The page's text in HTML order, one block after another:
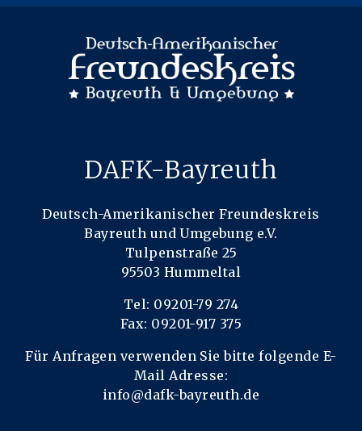
DAFK-Bayreuth
Deutsch-Amerikanischer Freundeskreis
Bayreuth und Umgebung e.V.
Tulpenstraße 25
95503 Hummeltal
Tel: 09201-79 274
Fax: 09201-917 375
Für Anfragen verwenden Sie bitte folgende E-
Mail Adresse:
info@dafk-bayreuth.de